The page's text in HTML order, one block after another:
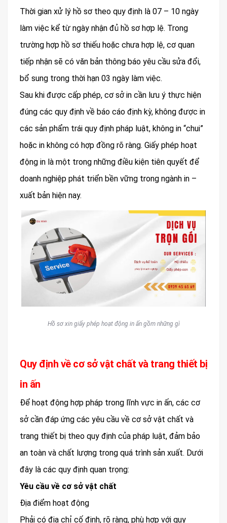
Thời gian xử lý hồ sơ theo quy định là 07 – 10 ngày
làm việc kể từ ngày nhận đủ hồ sơ hợp lệ. Trong
trường hợp hồ sơ thiếu hoặc chưa hợp lệ, cơ quan
tiếp nhận sẽ có văn bản thông báo yêu cầu sửa đổi,
bổ sung trong thời hạn 03 ngày làm việc.
Sau khi được cấp phép, cơ sở in cần lưu ý thực hiện
đúng các quy định về báo cáo định kỳ, không được in
các sản phẩm trái quy định pháp luật, không in “chui”
hoặc in không có hợp đồng rõ ràng. Giấy phép hoạt
động in là một trong những điều kiện tiên quyết để
doanh nghiệp phát triển bền vững trong ngành in –
xuất bản hiện nay.
Hồ sơ xin giấy phép hoạt động in ấn gồm những gì
Quy định về cơ sở vật chất và trang thiết bị
in ấn
Để hoạt động hợp pháp trong lĩnh vực in ấn, các cơ
sở cần đáp ứng các yêu cầu về cơ sở vật chất và
trang thiết bị theo quy định của pháp luật, đảm bảo
an toàn và chất lượng trong quá trình sản xuất. Dưới
đây là các quy định quan trọng:
Yêu cầu về cơ sở vật chất
Địa điểm hoạt động
Phải có địa chỉ cố định, rõ ràng, phù hợp với quy